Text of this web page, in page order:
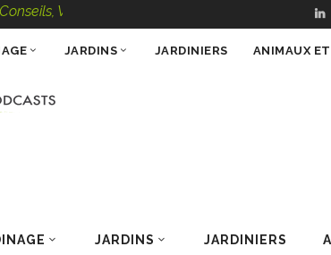
Podcasts – 100 % Nature
JARDINS JARDINIERS
JARDINS JARDINIERS ANIMAUX